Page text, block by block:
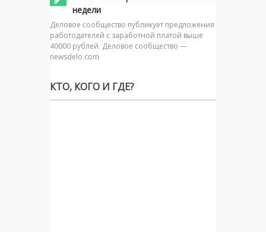
недели
Деловое сообщество публикует предложения
работодателей с заработной платой выше
40000 рублей. Деловое сообщество —
newsdelo.com
КТО, КОГО И ГДЕ?